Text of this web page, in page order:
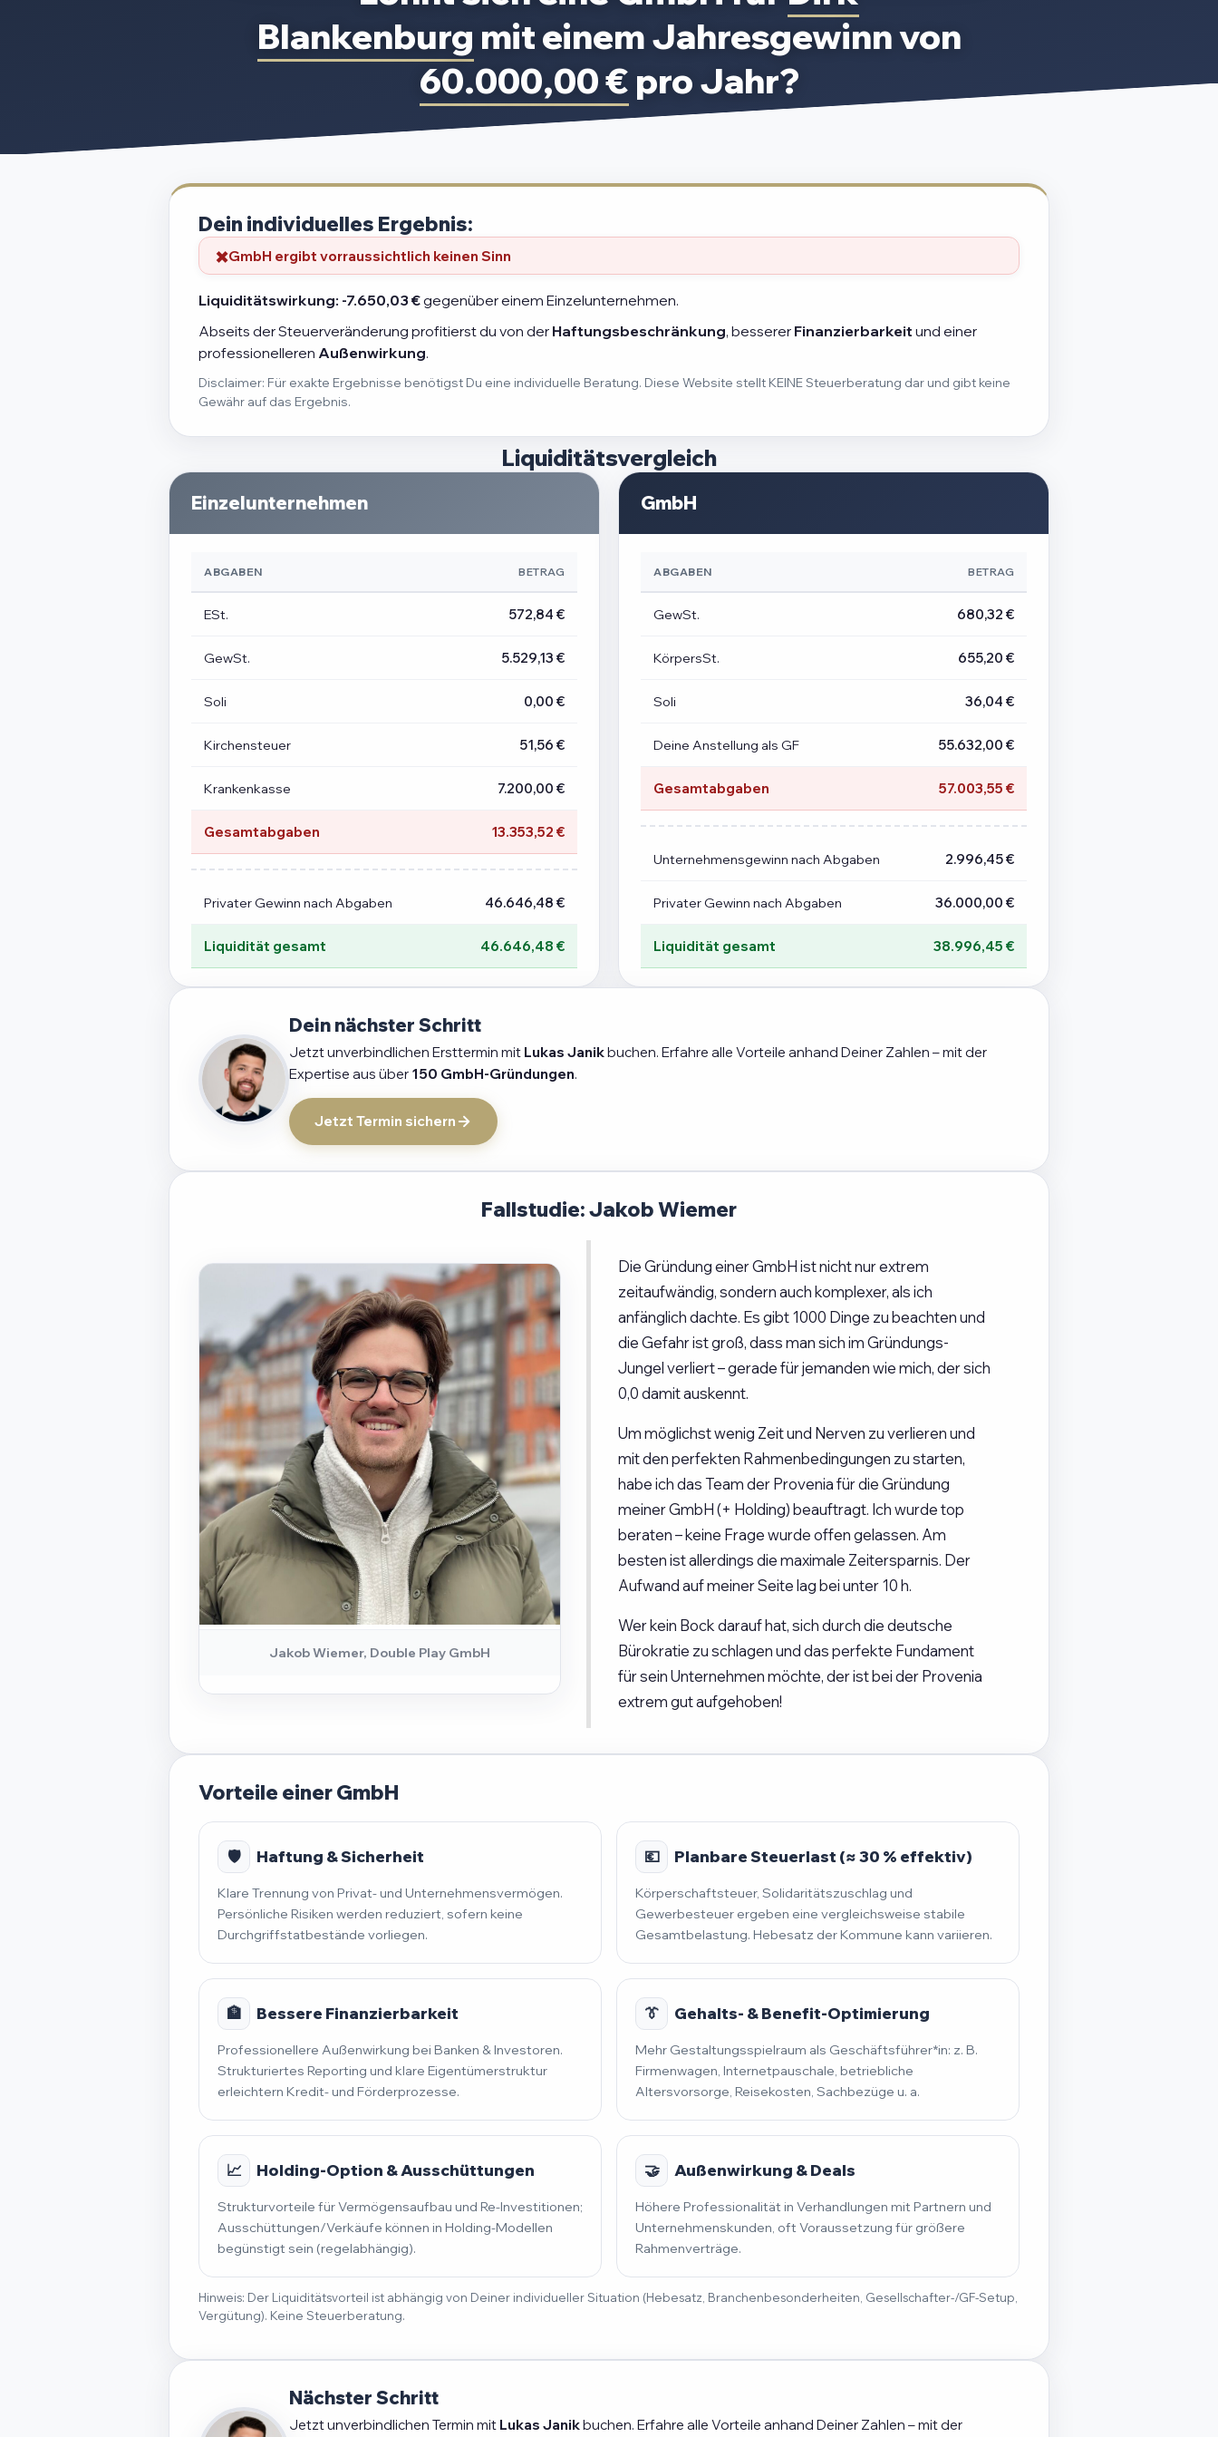
Blankenburg mit einem Jahresgewinn von
60.000,00 € pro Jahr?
Dein individuelles Ergebnis:
GmbH ergibt vorraussichtlich keinen Sinn
Liquiditätswirkung: -7.650,03 €gegenüber einem Einzelunternehmen.
Abseits der Steuerveränderung profitierst du von der Haftungsbeschränkung, besserer Finanzierbarkeit und einer
professionelleren Außenwirkung.
Disclaimer: Für exakte Ergebnisse benötigst Du eine individuelle Beratung. Diese Website stellt KEINE Steuerberatung dar und gibt keine
Gewähr auf das Ergebnis.
Liquiditätsvergleich
Einzelunternehmen
ABGABEN BETRAG
ESt. 572,84 €
GewSt. 5.529,13 €
Soli 0,00 €
Kirchensteuer 51,56 €
Krankenkasse 7.200,00 €
Gesamtabgaben 13.353,52 €
Privater Gewinn nach Abgaben 46.646,48 €
Liquidität gesamt 46.646,48 €
GmbH
ABGABEN BETRAG
GewSt. 680,32 €
KörpersSt. 655,20 €
Soli 36,04 €
Deine Anstellung als GF 55.632,00 €
Gesamtabgaben 57.003,55 €
Unternehmensgewinn nach Abgaben 2.996,45 €
Privater Gewinn nach Abgaben 36.000,00 €
Liquidität gesamt 38.996,45 €
Dein nächster Schritt
Jetzt unverbindlichen Ersttermin mit Lukas Janikbuchen. Erfahre alle Vorteile anhand Deiner Zahlen – mit der
Expertise aus über 150 GmbH-Gründungen.
Jetzt Termin sichern
Fallstudie: Jakob Wiemer
Jakob Wiemer, Double Play GmbH
Die Gründung einer GmbH ist nicht nur extrem
zeitaufwändig, sondern auch komplexer, als ich
anfänglich dachte. Es gibt 1000 Dinge zu beachten und
die Gefahr ist groß, dass man sich im Gründungs-
Jungel verliert – gerade für jemanden wie mich, der sich
0,0 damit auskennt.
Um möglichst wenig Zeit und Nerven zu verlieren und
mit den perfekten Rahmenbedingungen zu starten,
habe ich das Team der Provenia für die Gründung
meiner GmbH (+ Holding) beauftragt. Ich wurde top
beraten – keine Frage wurde offen gelassen. Am
besten ist allerdings die maximale Zeitersparnis. Der
Aufwand auf meiner Seite lag bei unter 10 h.
Wer kein Bock darauf hat, sich durch die deutsche
Bürokratie zu schlagen und das perfekte Fundament
für sein Unternehmen möchte, der ist bei der Provenia
extrem gut aufgehoben!
Vorteile einer GmbH
🛡️ Haftung & Sicherheit
Klare Trennung von Privat- und Unternehmensvermögen.
Persönliche Risiken werden reduziert, sofern keine
Durchgriffstatbestände vorliegen.
💶 Planbare Steuerlast (≈ 30 % effektiv)
Körperschaftsteuer, Solidaritätszuschlag und
Gewerbesteuer ergeben eine vergleichsweise stabile
Gesamtbelastung. Hebesatz der Kommune kann variieren.
🏦 Bessere Finanzierbarkeit
Professionellere Außenwirkung bei Banken & Investoren.
Strukturiertes Reporting und klare Eigentümerstruktur
erleichtern Kredit- und Förderprozesse.
👔 Gehalts- & Benefit-Optimierung
Mehr Gestaltungsspielraum als Geschäftsführer*in: z. B.
Firmenwagen, Internetpauschale, betriebliche
Altersvorsorge, Reisekosten, Sachbezüge u. a.
📈 Holding-Option & Ausschüttungen
Strukturvorteile für Vermögensaufbau und Re-Investitionen;
Ausschüttungen/Verkäufe können in Holding-Modellen
begünstigt sein (regelabhängig).
🤝 Außenwirkung & Deals
Höhere Professionalität in Verhandlungen mit Partnern und
Unternehmenskunden, oft Voraussetzung für größere
Rahmenverträge.
Hinweis: Der Liquiditätsvorteil ist abhängig von Deiner individueller Situation (Hebesatz, Branchenbesonderheiten, Gesellschafter-/GF-Setup,
Vergütung). Keine Steuerberatung.
Nächster Schritt
Jetzt unverbindlichen Termin mit Lukas Janikbuchen. Erfahre alle Vorteile anhand Deiner Zahlen – mit der